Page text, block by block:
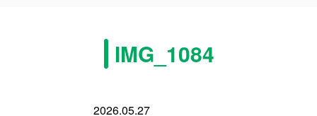
IMG_1084
2026.05.27